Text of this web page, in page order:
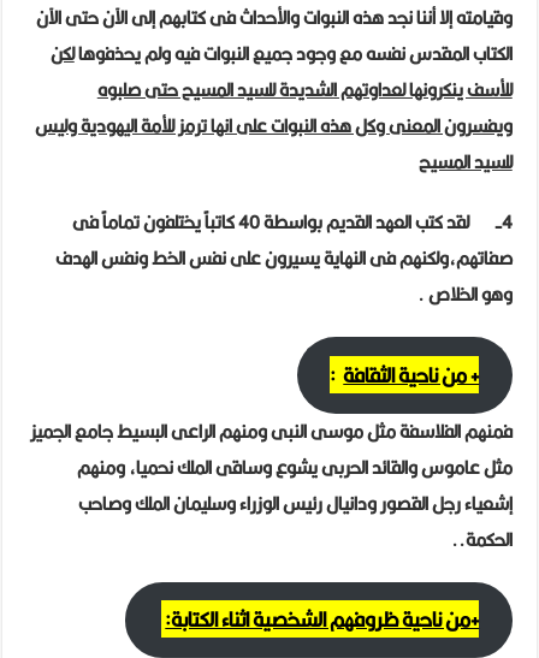
وقيامته إلا أننا نجد هذهالنبواتوالأحداث فى كتابهم إلى الآن حتى الآن
الكتاب المقدس نفسه مع وجود جميع النبوات فيه ولم يحذفوهالكن
للأسف ينكرونها لعداوتهم الشديدة للسيد المسيح حتى صلبوه
ويفسرون المعنى وكل هذه النبوات على انها ترمز للأمة اليهودية وليس
للسيد المسيح
4- لقد كتب العهد القديم بواسطة 40 كاتباً يختلفون تماماً فى
صفاتهم،ولكنهم فى النهاية يسيرون على نفس الخط ونفس الهدف
وهو الخلاص .
+ من ناحية الثقافة:
فمنهم الفلاسفة مثل موسى النبى ومنهم الراعى البسيط جامع الجميز
مثل عاموس والقائد الحربى يشوع وساقى الملك نحميا، ومنهم
إشعياء رجل القصور ودانيال رئيس الوزراء وسليمان الملك وصاحب
الحكمة..
+من ناحية ظروفهم الشخصية اثناء الكتابة: